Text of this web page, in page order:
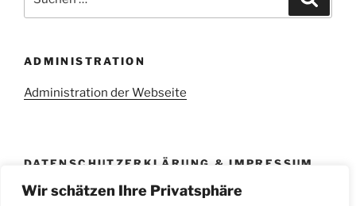
Wir schätzen Ihre Privatsphäre
nach:
ADMINISTRATION
Administration der Webseite
DATENSCHUTZERKLÄRUNG & IMPRESSUM
Datenschutzerklärung